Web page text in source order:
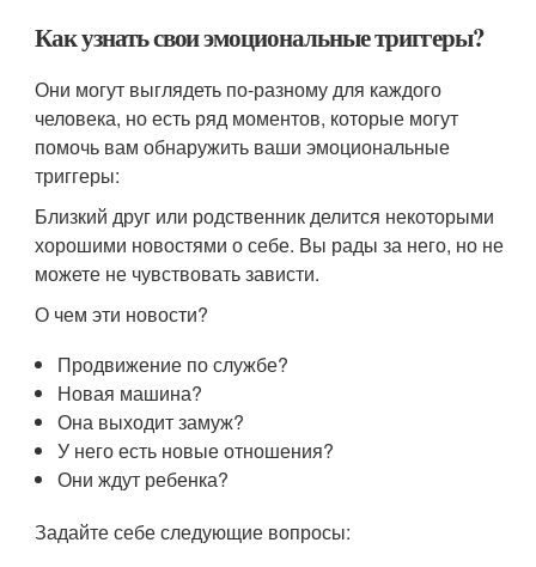
Как узнать свои эмоциональные триггеры?
Они могут выглядеть по-разному для каждого
человека, но есть ряд моментов, которые могут
помочь вам обнаружить ваши эмоциональные
триггеры:
Близкий друг или родственник делится некоторыми
хорошими новостями о себе. Вы рады за него, но не
можете не чувствовать зависти.
О чем эти новости?
Продвижение по службе?
Новая машина?
Она выходит замуж?
У него есть новые отношения?
Они ждут ребенка?
Задайте себе следующие вопросы: